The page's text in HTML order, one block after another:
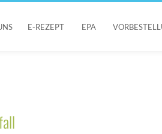
E-REZEPT EPA